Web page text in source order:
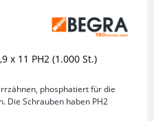
x 11 PH2 (1.000 St.)
phosphatiert für die
Die Schrauben haben PH2